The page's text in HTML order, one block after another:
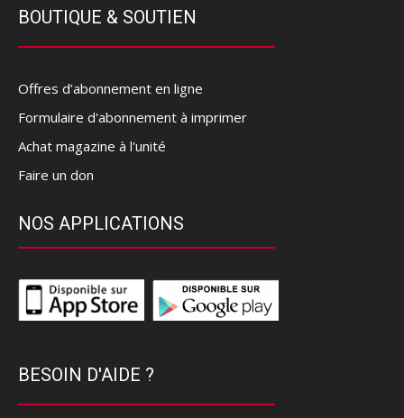
BOUTIQUE & SOUTIEN
Offres d’abonnement en ligne
Formulaire d'abonnement à imprimer
Achat magazine à l'unité
Faire un don
NOS APPLICATIONS
BESOIN D'AIDE ?